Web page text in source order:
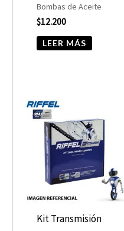
Bombas de Aceite
$12.200
LEER MÁS
Kit Transmisión